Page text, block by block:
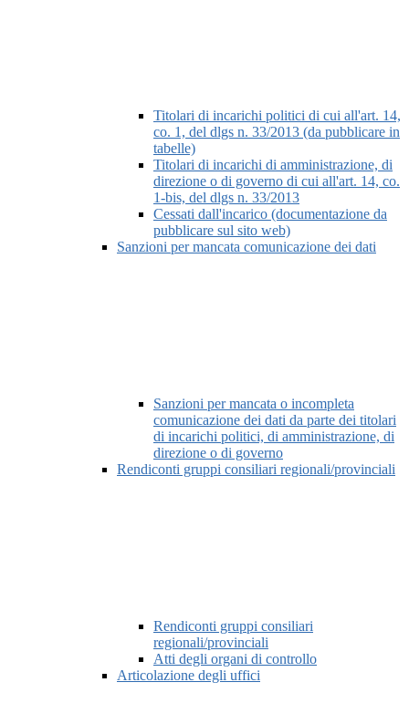
Titolari di incarichi politici di cui all'art. 14,
co. 1, del dlgs n. 33/2013 (da pubblicare in
tabelle)
Titolari di incarichi di amministrazione, di
direzione o di governo di cui all'art. 14, co.
1-bis, del dlgs n. 33/2013
Cessati dall'incarico (documentazione da
pubblicare sul sito web)
Sanzioni per mancata comunicazione dei dati
Sanzioni per mancata o incompleta
comunicazione dei dati da parte dei titolari
di incarichi politici, di amministrazione, di
direzione o di governo
Rendiconti gruppi consiliari regionali/provinciali
Rendiconti gruppi consiliari
regionali/provinciali
Atti degli organi di controllo
Articolazione degli uffici